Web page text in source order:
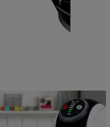
Доставка